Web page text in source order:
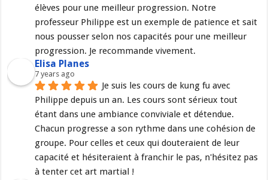
élèves pour une meilleur progression. Notre
professeur Philippe est un exemple de patience et sait
nous pousser selon nos capacités pour une meilleur
progression. Je recommande vivement.
Elisa Planes
7 years ago
Je suis les cours de kung fu avec
Philippe depuis un an. Les cours sont sérieux tout
étant dans une ambiance conviviale et détendue.
Chacun progresse a son rythme dans une cohésion de
groupe. Pour celles et ceux qui douteraient de leur
capacité et hésiteraient à franchir le pas, n'hésitez pas
à tenter cet art martial !